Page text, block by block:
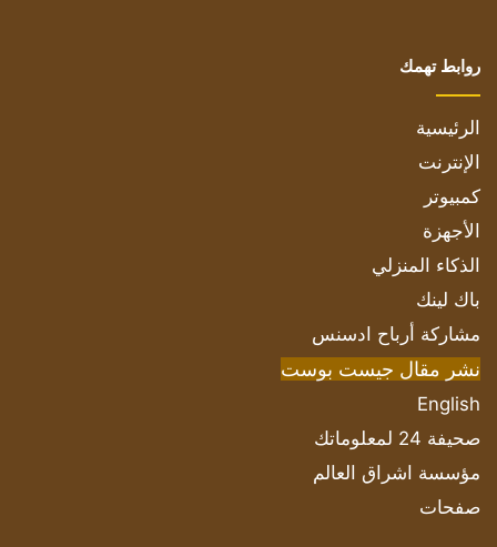
روابط تهمك
الرئيسية
الإنترنت
كمبيوتر
الأجهزة
الذكاء المنزلي
باك لينك
مشاركة أرباح ادسنس
نشر مقال جيست بوست
English
صحيفة 24 لمعلوماتك
مؤسسة اشراق العالم
صفحات